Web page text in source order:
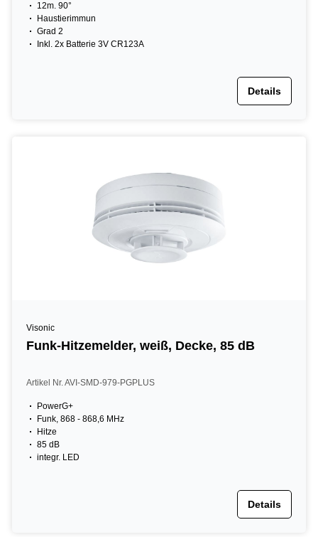
12m. 90°
Haustierimmun
Grad 2
Inkl. 2x Batterie 3V CR123A
Details
Visonic
Funk-Hitzemelder, weiß, Decke, 85 dB
Artikel Nr. AVI-SMD-979-PGPLUS
PowerG+
Funk, 868 - 868,6 MHz
Hitze
85 dB
integr. LED
Details